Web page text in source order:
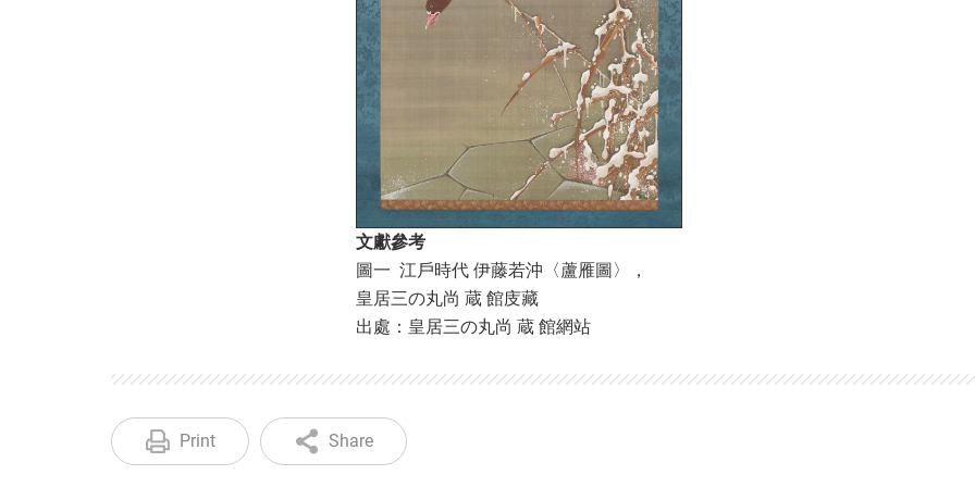
文獻參考
圖一 江戶時代 伊藤若沖〈蘆雁圖〉，
皇居三の丸尚 蔵 館庋藏
出處：皇居三の丸尚 蔵 館網站
Print Share